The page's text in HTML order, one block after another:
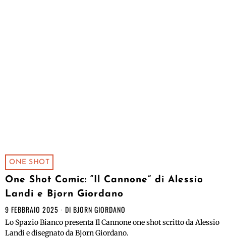
ONE SHOT
One Shot Comic: “Il Cannone” di Alessio
Landi e Bjorn Giordano
9 FEBBRAIO 2025 DI BJORN GIORDANO
Lo Spazio Bianco presenta Il Cannone one shot scritto da Alessio
Landi e disegnato da Bjorn Giordano.